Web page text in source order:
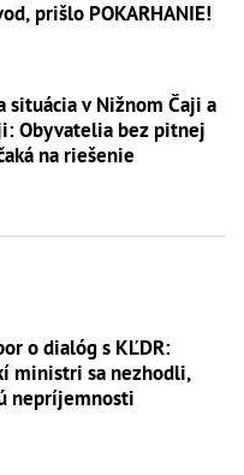
prišlo POKARHANIE!
situácia v Nižnom Čaji a
Obyvatelia bez pitnej
na riešenie
o dialóg s KĽDR:
ministri sa nezhodli,
nepríjemnosti